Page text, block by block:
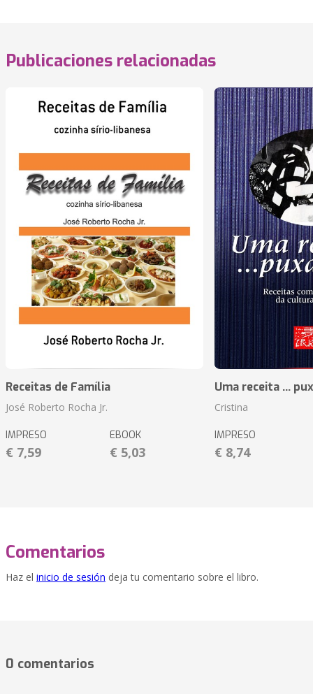
Publicaciones relacionadas
Receitas de Família
José Roberto Rocha Jr.
IMPRESO
€ 7,59
EBOOK
€ 5,03
Uma receita ...
Cristina
IMPRESO
€ 8,74
Comentarios
Haz el inicio de sesión deja tu comentario sobre el libro.
0 comentarios